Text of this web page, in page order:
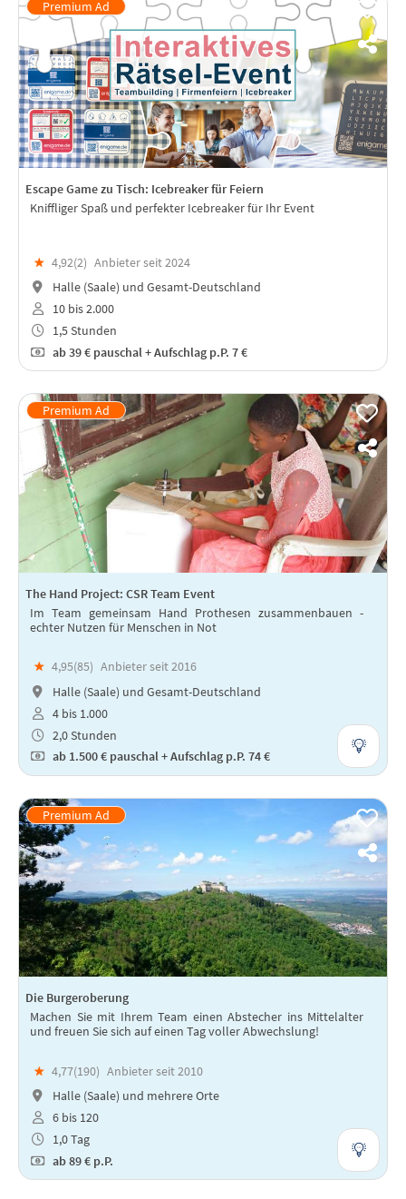
Escape Game zu Tisch: Icebreaker für Feiern
Kniffliger Spaß und perfekter Icebreaker für Ihr Event
★ 4,92(2) Anbieter seit 2024
Halle (Saale) und Gesamt-Deutschland
10 bis 2.000
1,5 Stunden
ab39 € pauschal + Aufschlag p.P. 7 €
The Hand Project: CSR Team Event
Im Team gemeinsam Hand Prothesen zusammenbauen -
echter Nutzen für Menschen in Not
★ 4,95(85) Anbieter seit 2016
Halle (Saale) und Gesamt-Deutschland
4 bis 1.000
2,0 Stunden
ab1.500 € pauschal + Aufschlag p.P. 74 €
Die Burgeroberung
Machen Sie mit Ihrem Team einen Abstecher ins Mittelalter
und freuen Sie sich auf einen Tag voller Abwechslung!
★ 4,77(190) Anbieter seit 2010
Halle (Saale) und mehrere Orte
6 bis 120
1,0 Tag
ab89 € p.P.